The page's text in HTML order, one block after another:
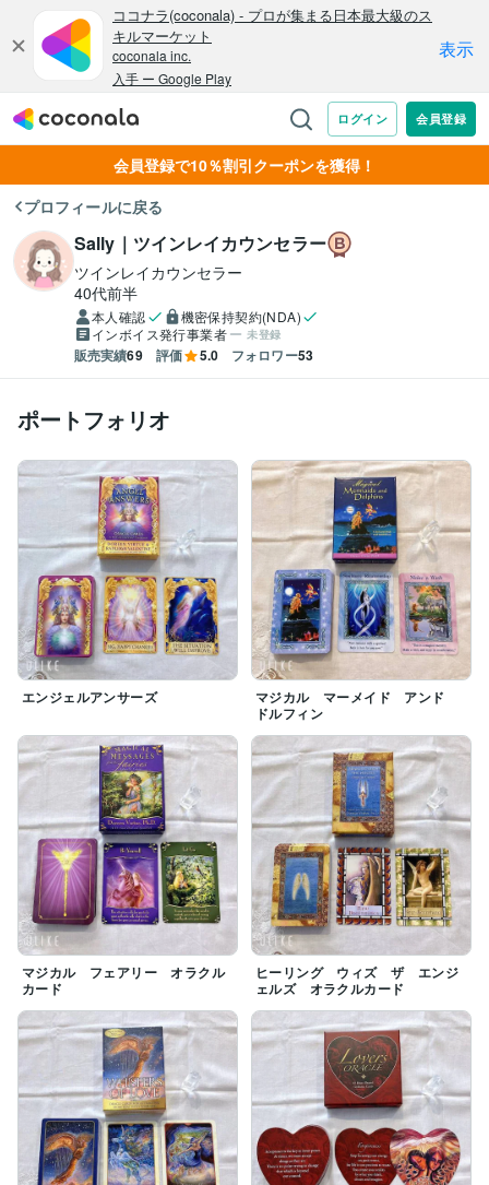
会員登録で10％割引クーポンを獲得！
プロフィールに戻る
Sally｜ツインレイカウンセラー
ツインレイカウンセラー
40代前半
本人確認
機密保持契約(NDA)
インボイス発行事業者
未登録
販売実績69 評価 5.0 フォロワー53
ポートフォリオ
エンジェルアンサーズ
マジカル マーメイド アンド
ドルフィン
マジカル フェアリー オラクル
カード
ヒーリング ウィズ ザ エンジ
ェルズ オラクルカード